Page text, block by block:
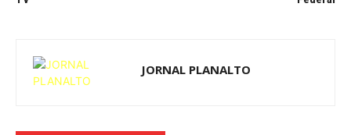
JORNAL PLANALTO